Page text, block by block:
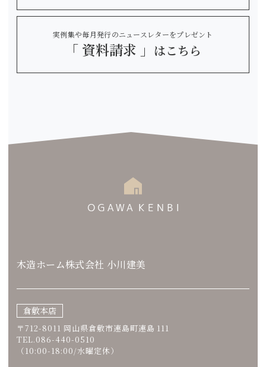
実例集や毎月発行のニュースレターをプレゼント
「 資料請求 」 はこちら
木造ホーム株式会社 小川建美
倉敷本店
〒712-8011 岡山県倉敷市連島町連島 111
TEL.086-440-0510
（10:00-18:00/水曜定休）